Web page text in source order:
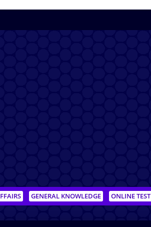
GENERAL KNOWLEDGE ONLINE TEST